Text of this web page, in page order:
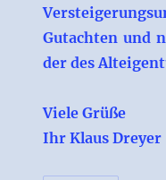
Gutachten und
der des
Viele Grüße
Ihr Klaus Dreyer